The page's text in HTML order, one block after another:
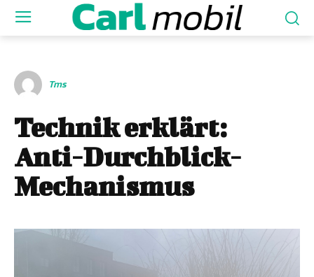
Tms
Technik erklärt:
Anti-Durchblick-
Mechanismus